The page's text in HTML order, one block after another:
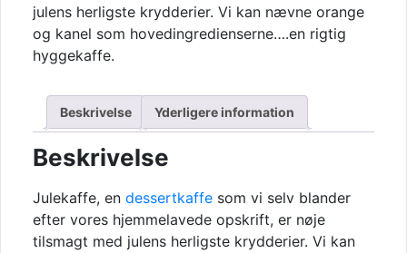
julens herligste krydderier. Vi kan nævne orange
og kanel som hovedingredienserne….en rigtig
hyggekaffe.
Beskrivelse Yderligere information
Beskrivelse
Julekaffe, en dessertkaffe som vi selv blander
efter vores hjemmelavede opskrift, er nøje
tilsmagt med julens herligste krydderier. Vi kan